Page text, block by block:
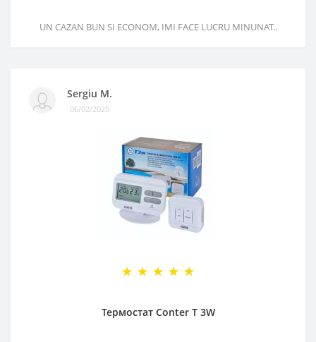
UN CAZAN BUN SI ECONOM, IMI FACE LUCRU MINUNAT..
Sergiu M.
06/02/2025
Термостат Conter T 3W